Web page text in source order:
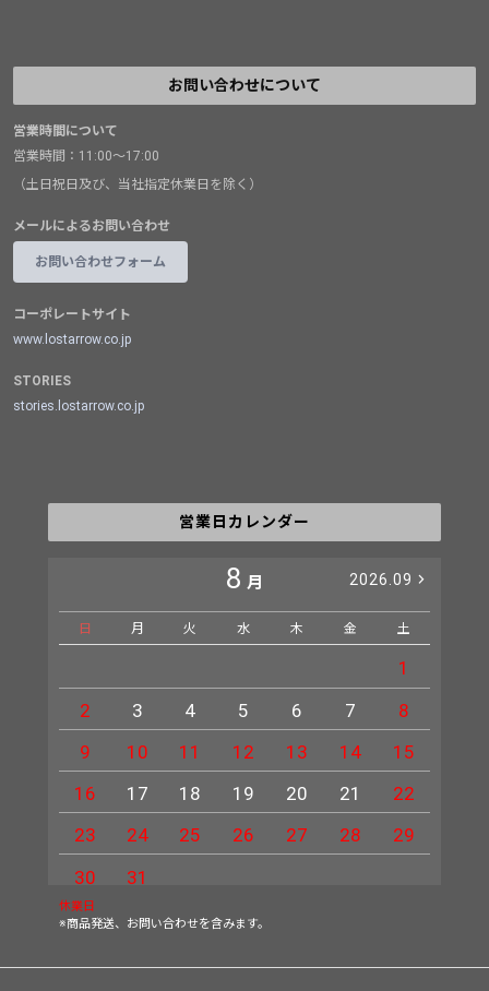
お問い合わせについて
営業時間について
営業時間：11:00～17:00
（土日祝日及び、当社指定休業日を除く）
メールによるお問い合わせ
お問い合わせフォーム
コーポレートサイト
www.lostarrow.co.jp
STORIES
stories.lostarrow.co.jp
営業日カレンダー
8 月 2026.09
日 月 火 水 木 金 土
1
2
3 4 5 6 7
8
9
10 11 12 13 14
15
16
17 18 19 20 21
22
23
24 25 26 27 28
29
30
31
休業日
※商品発送、お問い合わせを含みます。